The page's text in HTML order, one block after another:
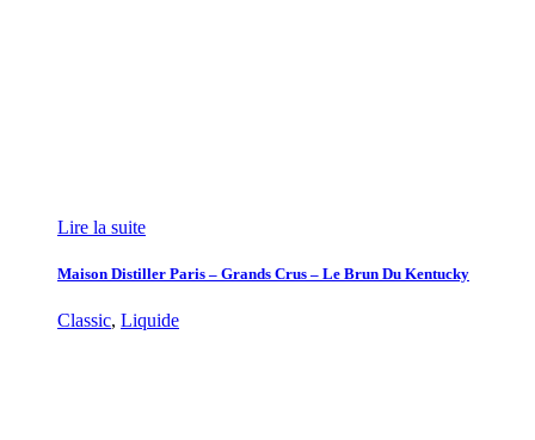
Lire la suite
Maison Distiller Paris – Grands Crus – Le Brun Du Kentucky
Classic, Liquide